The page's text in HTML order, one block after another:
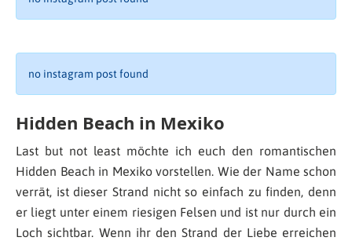
no instagram post found
Hidden Beach in Mexiko
Last but not least möchte ich euch den romantischen
Hidden Beach in Mexiko vorstellen. Wie der Name schon
verrät, ist dieser Strand nicht so einfach zu finden, denn
er liegt unter einem riesigen Felsen und ist nur durch ein
Loch sichtbar. Wenn ihr den Strand der Liebe erreichen